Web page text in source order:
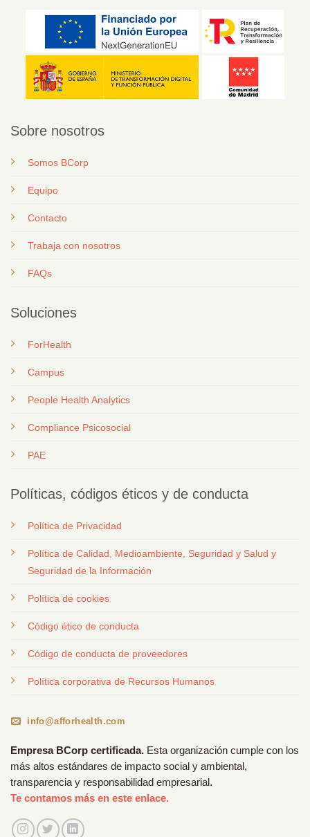
Sobre nosotros
Somos BCorp
Equipo
Contacto
Trabaja con nosotros
FAQs
Soluciones
ForHealth
Campus
People Health Analytics
Compliance Psicosocial
PAE
Políticas, códigos éticos y de conducta
Política de Privacidad
Política de Calidad, Medioambiente, Seguridad y Salud y
Seguridad de la Información
Política de cookies
Código ético de conducta
Código de conducta de proveedores
Política corporativa de Recursos Humanos
info@afforhealth.com
Empresa BCorp certificada. Esta organización cumple con los
más altos estándares de impacto social y ambiental,
transparencia y responsabilidad empresarial.
Te contamos más en este enlace.